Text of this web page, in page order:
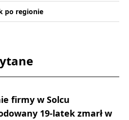
po regionie
firmy w Solcu
19-latek zmarł w